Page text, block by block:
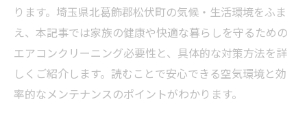
ります。埼玉県北葛飾郡松伏町の気候・生活環境をふま
え、本記事では家族の健康や快適な暮らしを守るための
エアコンクリーニング必要性と、具体的な対策方法を詳
しくご紹介します。読むことで安心できる空気環境と効
率的なメンテナンスのポイントがわかります。